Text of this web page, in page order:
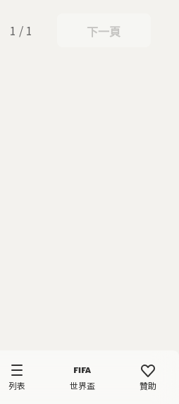
列表 世界盃 贊助
1 / 1 下一頁
下一頁